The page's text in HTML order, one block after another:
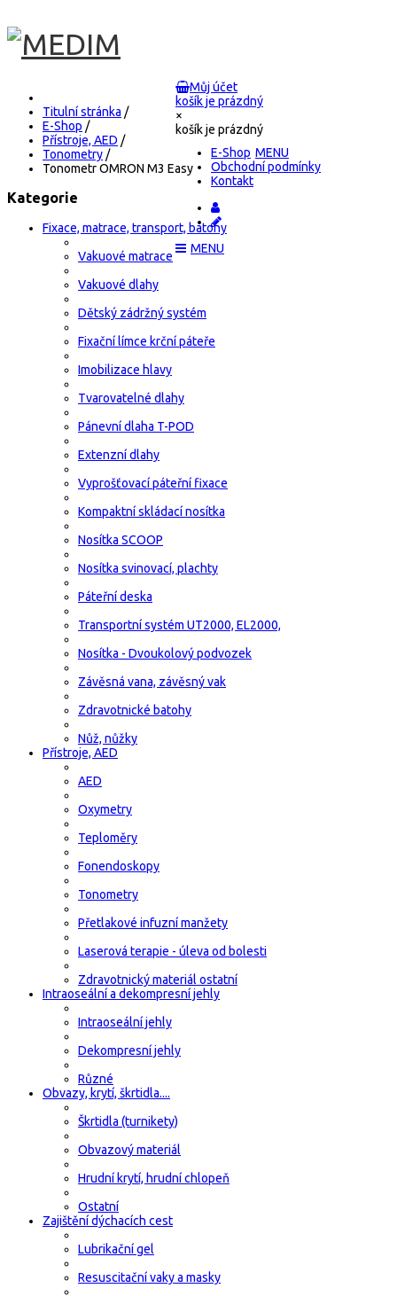
Můj účet
košík je prázdný
×
košík je prázdný
E-Shop
Obchodní podmínky
Kontakt
Titulní stránka /
E-Shop /
Přístroje, AED /
Tonometry /
Tonometr OMRON M3 Easy
Kategorie
Fixace, matrace, transport, batohy
Vakuové matrace
Vakuové dlahy
Dětský zádržný systém
Fixační límce krční páteře
Imobilizace hlavy
Tvarovatelné dlahy
Pánevní dlaha T-POD
Extenzní dlahy
Vyprošťovací páteřní fixace
Kompaktní skládací nosítka
Nosítka SCOOP
Nosítka svinovací, plachty
Páteřní deska
Transportní systém UT2000, EL2000,
Nosítka - Dvoukolový podvozek
Závěsná vana, závěsný vak
Zdravotnické batohy
Nůž, nůžky
Přístroje, AED
AED
Oxymetry
Teploměry
Fonendoskopy
Tonometry
Přetlakové infuzní manžety
Laserová terapie - úleva od bolesti
Zdravotnický materiál ostatní
Intraoseální a dekompresní jehly
Intraoseální jehly
Dekompresní jehly
Různé
Obvazy, krytí, škrtidla....
Škrtidla (turnikety)
Obvazový materiál
Hrudní krytí, hrudní chlopeň
Ostatní
Zajištění dýchacích cest
Lubrikační gel
Resuscitační vaky a masky